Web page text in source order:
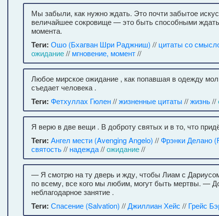
Мы забыли, как нужно ждать. Это почти забытое
величайшее сокровище — это быть способными
момента.
Теги: Ошо (Бхагван Шри Раджниш) // цитаты со
ожидание// мгновение, момент//
Любое мирское ожидание , как попавшая в одежду
съедает человека .
Теги: Фетхуллах Гюлен//жизненные цитаты //жизнь//
Я верю в две вещи . В доброту святых и в то, что
Теги: Ангел мести (Avenging Angelo) //Фрэнки Делано
святость// надежда//ожидание//
— Я смотрю на ту дверь и жду, чтобы Лиам с
по всему, все кого мы любим, могут быть мертвы. —
неблагодарное занятие .
Теги: Спасение (Salvation) //Джиллиан Хейс // Грейс